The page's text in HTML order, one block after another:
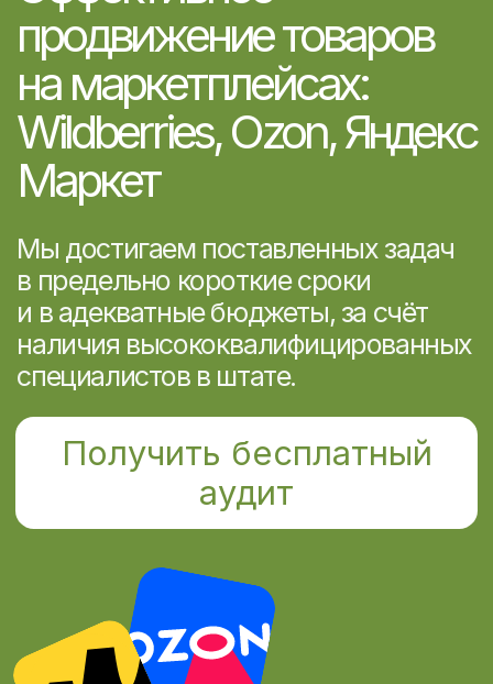
Платежные системы
Вконтакте
Магазин
Youtube
Портфолио
Telegram
Блог
Одноклассники
Разработка и продвижение сайта